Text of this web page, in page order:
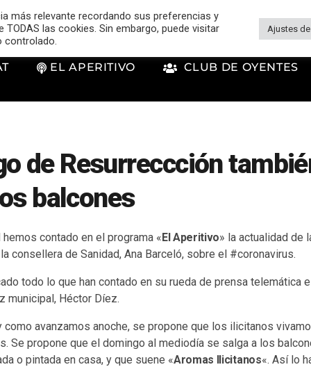
EL APERITIVO CLUB DE OYENTES
de Resurreccción
balcones
contado en el programa «El Aperitivo» la actualidad de
consellera de Sanidad, Ana Barceló, sobre el #coronavirus.
todo lo que han contado en su rueda de prensa telemática
municipal, Héctor Díez.
como avanzamos anoche, se propone que los ilicitanos
Se propone que el domingo al mediodía se salga a los
o pintada en casa, y que suene «Aromas Ilicitanos«. Así lo
más relevante recordando sus preferencias y
las cookies. Sin embargo, puede visitar
controlado.
Ajustes